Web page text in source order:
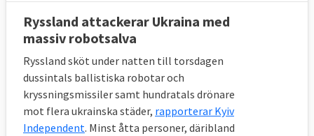
Ryssland attackerar Ukraina med
massiv robotsalva
Ryssland sköt under natten till torsdagen
dussintals ballistiska robotar och
kryssningsmissiler samt hundratals drönare
mot flera ukrainska städer, rapporterar Kyiv
Independent. Minst åtta personer, däribland